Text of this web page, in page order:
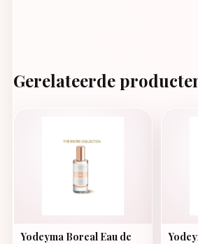
Gerelateerde
Yodeyma Boreal Eau de